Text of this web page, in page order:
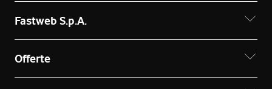
Fastweb S.p.A.
Offerte